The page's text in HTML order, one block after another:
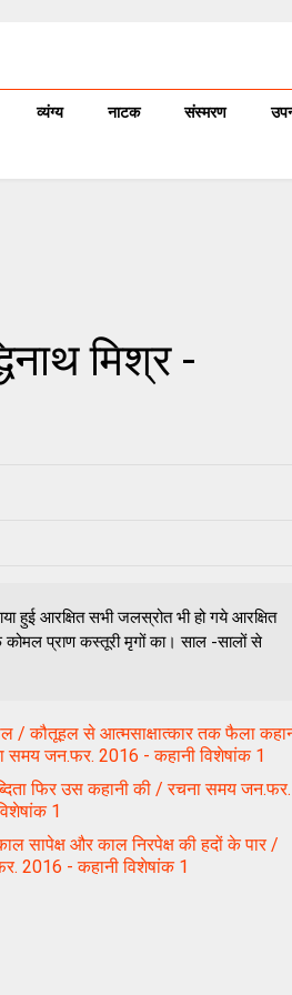
व्यंग्य नाटक संस्मरण
मिश्र -
हुई आरक्षित सभी जलस्रोत भी हो गये आरक्षित
कोमल प्राण कस्तूरी मृगों का। साल -सालों से
/ कौतूहल से आत्मसाक्षात्कार तक फैला
समय जन.फर. 2016 - कहानी विशेषांक 1
फिर उस कहानी की / रचना समय जन.फर.
1
सापेक्ष और काल निरपेक्ष की हदों के पार /
2016 - कहानी विशेषांक 1